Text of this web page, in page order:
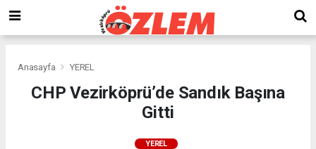
Anasayfa YEREL
CHP Vezirköprü’de Sandık Başına
Gitti
YEREL